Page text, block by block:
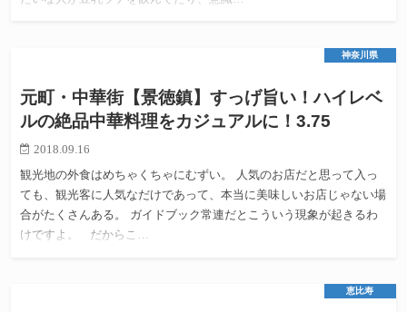
神奈川県
元町・中華街【景徳鎮】すっげ旨い！ハイレベ
ルの絶品中華料理をカジュアルに！3.75
2018.09.16
観光地の外食はめちゃくちゃにむずい。 人気のお店だと思って入っ
ても、観光客に人気なだけであって、本当に美味しいお店じゃない場
合がたくさんある。 ガイドブック常連だとこういう現象が起きるわ
けですよ。 だからこ…
恵比寿